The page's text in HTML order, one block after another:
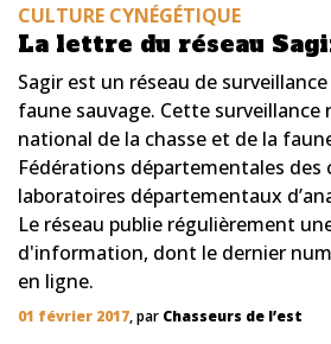
CULTURE CYNÉGÉTIQUE
La lettre du réseau
Sagir est un réseau de
faune sauvage. Cette surveillance
national de la chasse et de la
Fédérations départementales des
laboratoires départementaux
Le réseau publie régulièrement
d'information, dont le dernier
en ligne.
01 février 2017, par Chasseurs de l’est